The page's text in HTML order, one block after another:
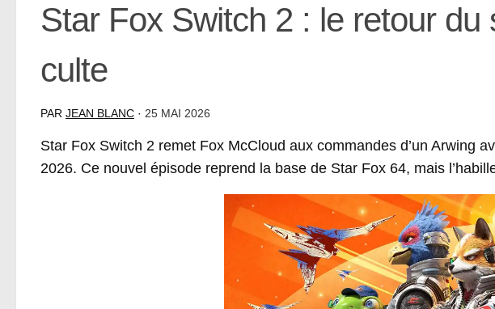
Star Fox Switch 2 : le retour du
culte
PAR JEAN BLANC · 25 MAI 2026
Star Fox Switch 2 remet Fox McCloud aux commandes d’un Arwing
2026. Ce nouvel épisode reprend la base de Star Fox 64, mais